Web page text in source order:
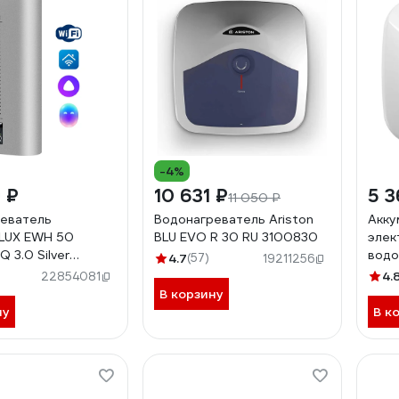
₽
EWH 50
3.0 Silver
22854081
-4%
10 631 ₽11 050 ₽
Водонагреватель Ariston
BLU EVO R 30 RU 3100830
4.7(57) 19211256
В корзину
5
В